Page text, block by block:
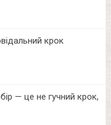
крок
— це не гучний крок,